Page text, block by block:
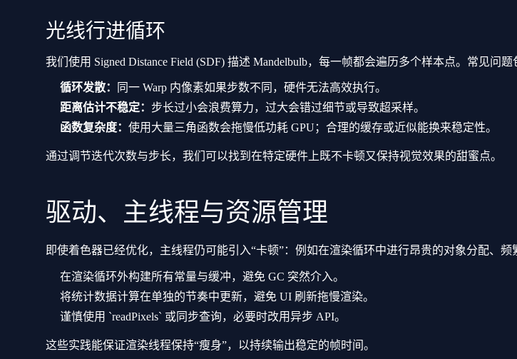
光线行进循环
我们使用 Signed Distance Field (SDF) 描述 Mandelbulb，每一帧都会遍历多个样本点。常见问题
循环发散：
同一 Warp 内像素如果步数不同，硬件无法高效执行。
距离估计不稳定： 步长过小会浪费算力，过大会错过细节或导致超采样。
函数复杂度： 使用大量三角函数会拖慢低功耗 GPU；合理的缓存或近似能换来稳定性。
通过调节迭代次数与步长，我们可以找到在特定硬件上既不卡顿又保持视觉效果的甜蜜点。
驱动、主线程与资源管理
即使着色器已经优化，主线程仍可能引入“卡顿”：例如在渲染循环中进行昂贵的对象分配、
在渲染循环外构建所有常量与缓冲，避免 GC 突然介入。
将统计数据计算在单独的节奏中更新，避免 UI 刷新拖慢渲染。
谨慎使用 `readPixels` 或同步查询，必要时改用异步 API。
这些实践能保证渲染线程保持“瘦身”，以持续输出稳定的帧时间。